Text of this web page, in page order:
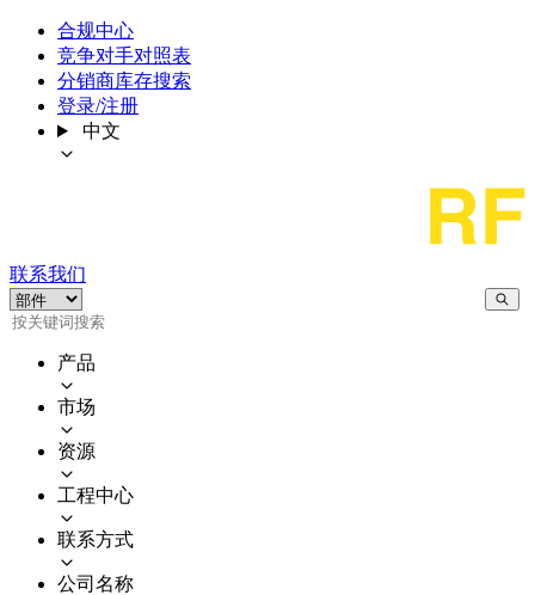
合规中心
竞争对手对照表
分销商库存搜索
登录/注册
中文
联系我们
产品
市场
资源
工程中心
联系方式
公司名称